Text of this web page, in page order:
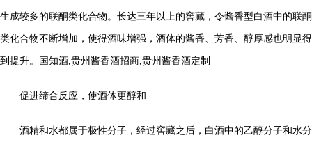
生成较多的联酮类化合物。长达三年以上的窖藏，令酱香型白酒中的联酮
类化合物不断增加，使得酒味增强，酒体的酱香、芳香、醇厚感也明显得
到提升。 国知酒,贵州酱香酒招商,贵州酱香酒定制
促进缔合反应，使酒体更醇和
酒精和水都属于极性分子，经过窖藏之后，白酒中的乙醇分子和水分